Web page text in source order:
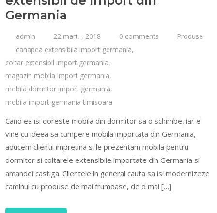
Germania
admin 22 mart. , 2018 0 comments
Produse
canapea extensibila import germania,
coltar extensibil import germania,
magazin mobila import germania,
mobila dormitor import germania,
mobila import germania timisoara
Cand ea isi doreste mobila din dormitor sa o schimbe, iar el
vine cu ideea sa cumpere mobila importata din Germania,
aducem clientii impreuna si le prezentam mobila pentru
dormitor si coltarele extensibile importate din Germania si
amandoi castiga. Clientele in general cauta sa isi modernizeze
caminul cu produse de mai frumoase, de o mai […]